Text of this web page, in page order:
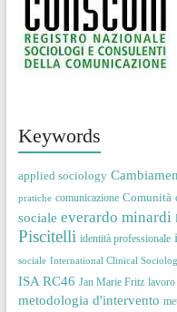
Keywords
applied sociology
pratiche comunicazione Comunità
sociale everardo minardi
Piscitelli identità professionale
sociale International Clinical
ISA RC46 Jan Marie Fritz lavoro
metodologia d'intervento